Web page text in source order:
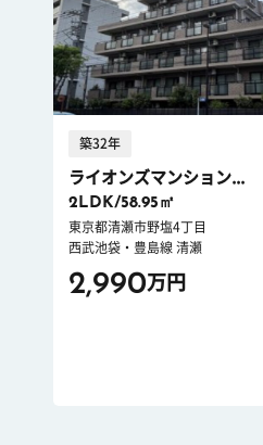
築32年
ライオンズマンション...
2LDK/58.95㎡
東京都清瀬市野塩4丁目
西武池袋・豊島線 清瀬
2,990万円